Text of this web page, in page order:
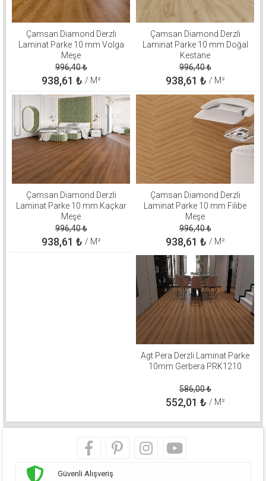
Çamsan Diamond Derzli
Laminat Parke 10 mm Volga
Meşe
996,40₺
938,61 ₺ / M²
Çamsan Diamond Derzli
Laminat Parke 10 mm Doğal
Kestane
996,40₺
938,61 ₺ / M²
Çamsan Diamond Derzli
Laminat Parke 10 mm Kaçkar
Meşe
996,40₺
938,61 ₺ / M²
Çamsan Diamond Derzli
Laminat Parke 10 mm Filibe
Meşe
996,40₺
938,61 ₺ / M²
Agt Pera Derzli Laminat Parke
10mm Gerbera PRK1210
586,00₺
552,01 ₺ / M²
Güvenli Alışveriş